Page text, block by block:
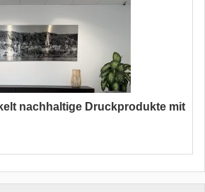
nachhaltige Druckprodukte mit